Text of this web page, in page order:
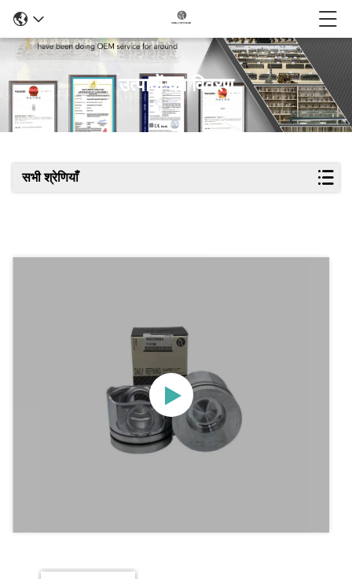
उत्पादों का विवरण
सभी श्रेणियाँ